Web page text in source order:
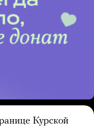
Курской